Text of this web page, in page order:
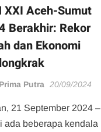
XXI Aceh-Sumut
Berakhir: Rekor
dan Ekonomi
Putra 20/09/2024
21 September 2024 –
ada beberapa kendala